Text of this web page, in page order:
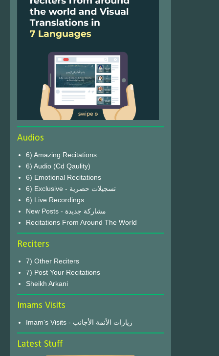
Audios
6) Amazing Recitations
6) Audio (Cd Qaulity)
6) Emotional Recitations
6) Exclusive - تسجيلات حصرية
6) Live Recordings
New Posts - مشاركة جديدة
Recitations From Around The World
Reciters
7) Other Reciters
7) Post Your Recitations
Sheikh Arkani
Imams Visits
Imam's Visits - زيارات الأئمة الأجانب
Latest Stuff